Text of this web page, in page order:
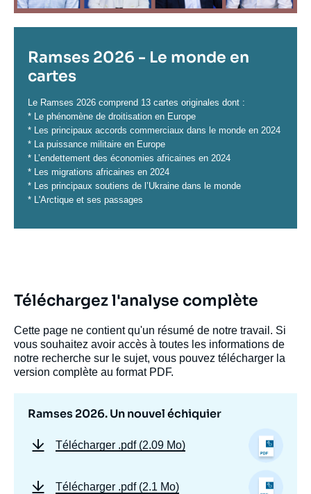
Titre
Ramses 2026 - Le monde en
cartes
Contenu
Le Ramses 2026 comprend 13 cartes originales dont :
* Le phénomène de droitisation en Europe
* Les principaux accords commerciaux dans le monde en 2024
* La puissance militaire en Europe
* L’endettement des économies africaines en 2024
* Les migrations africaines en 2024
* Les principaux soutiens de l’Ukraine dans le monde
* L'Arctique et ses passages
Téléchargez l'analyse complète
Cette page ne contient qu'un résumé de notre travail. Si
vous souhaitez avoir accès à toutes les informations de
notre recherche sur le sujet, vous pouvez télécharger la
version complète au format PDF.
Ramses 2026. Un nouvel échiquier
Télécharger .pdf (2.09 Mo)
Télécharger .pdf (2.1 Mo)